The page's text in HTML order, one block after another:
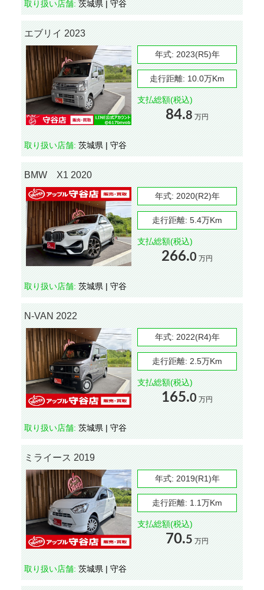
取り扱い店舗: 茨城県 | 守谷
エブリイ 2023
年式: 2023(R5)年
走行距離: 10.0万Km
支払総額(税込)
84.8 万円
取り扱い店舗: 茨城県 | 守谷
BMW X1 2020
年式: 2020(R2)年
走行距離: 5.4万Km
支払総額(税込)
266.0 万円
取り扱い店舗: 茨城県 | 守谷
N-VAN 2022
年式: 2022(R4)年
走行距離: 2.5万Km
支払総額(税込)
165.0 万円
取り扱い店舗: 茨城県 | 守谷
ミライース 2019
年式: 2019(R1)年
走行距離: 1.1万Km
支払総額(税込)
70.5 万円
取り扱い店舗: 茨城県 | 守谷